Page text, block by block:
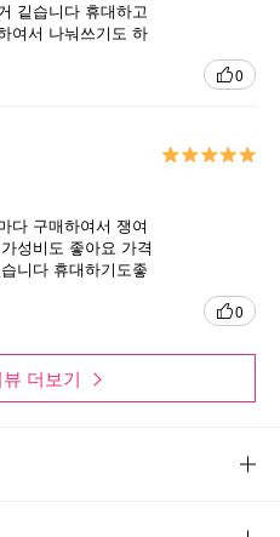
깉습니다 휴대하고
여서 나눠쓰기도 하
0
다 구매하여서 쟁여
성비도 좋아요 가격
니다 휴대하기도좋
0
더보기